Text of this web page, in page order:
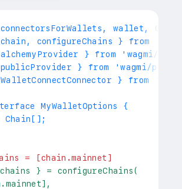
Chain[];
= [chain.mainnet]
} = configureChains(